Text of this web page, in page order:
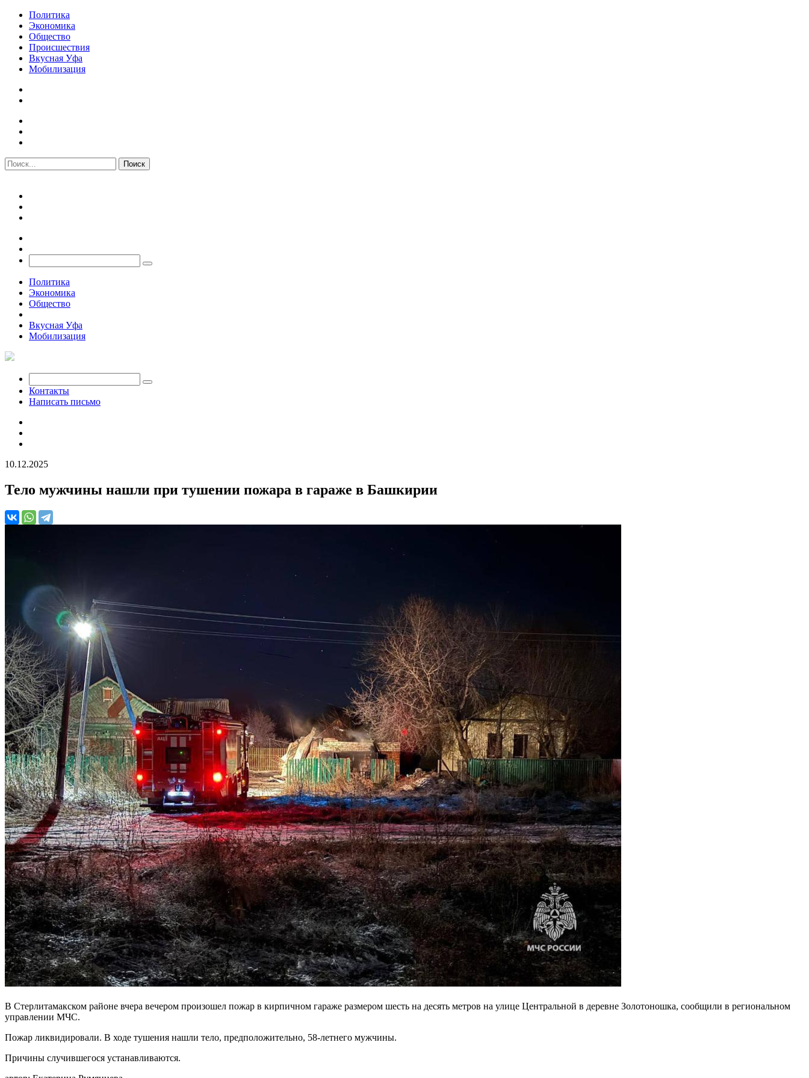
Политика
Экономика
Общество
Происшествия
Вкусная Уфа
Мобилизация
Политика
Экономика
Общество
Вкусная Уфа
Мобилизация
Контакты
Написать письмо
10.12.2025
Тело мужчины нашли при тушении пожара в гараже в Башкирии
В Стерлитамакском районе вчера вечером произошел пожар в кирпичном гараже размером шесть на десять метров на улице Центральной в деревне Золотоношка, сообщили в региональном
управлении МЧС.
Пожар ликвидировали. В ходе тушения нашли тело, предположительно, 58-летнего мужчины.
Причины случившегося устанавливаются.